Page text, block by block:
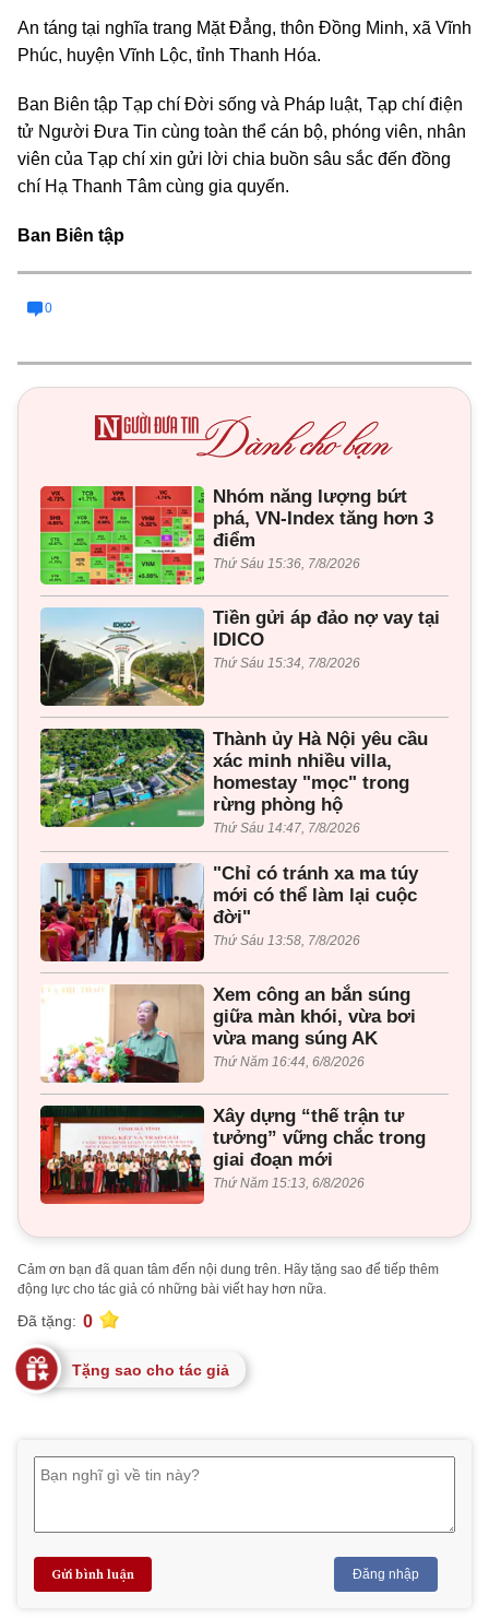
An táng tại nghĩa trang Mặt Đẳng, thôn Đồng Minh, xã Vĩnh
Phúc, huyện Vĩnh Lộc, tỉnh Thanh Hóa.
Ban Biên tập Tạp chí Đời sống và Pháp luật, Tạp chí điện
tử Người Đưa Tin cùng toàn thể cán bộ, phóng viên, nhân
viên của Tạp chí xin gửi lời chia buồn sâu sắc đến đồng
chí Hạ Thanh Tâm cùng gia quyến.
Ban Biên tập
0
Nhóm năng lượng bứt
phá, VN-Index tăng hơn 3
điểm
Thứ Sáu 15:36, 7/8/2026
Tiền gửi áp đảo nợ vay tại
IDICO
Thứ Sáu 15:34, 7/8/2026
Thành ủy Hà Nội yêu cầu
xác minh nhiều villa,
homestay "mọc" trong
rừng phòng hộ
Thứ Sáu 14:47, 7/8/2026
"Chỉ có tránh xa ma túy
mới có thể làm lại cuộc
đời"
Thứ Sáu 13:58, 7/8/2026
Xem công an bắn súng
giữa màn khói, vừa bơi
vừa mang súng AK
Thứ Năm 16:44, 6/8/2026
Xây dựng “thế trận tư
tưởng” vững chắc trong
giai đoạn mới
Thứ Năm 15:13, 6/8/2026
Cảm ơn bạn đã quan tâm đến nội dung trên. Hãy tặng sao để tiếp thêm
động lực cho tác giả có những bài viết hay hơn nữa.
Đã tặng: 0
Tặng sao cho tác giả
Gửi bình luận Đăng nhập